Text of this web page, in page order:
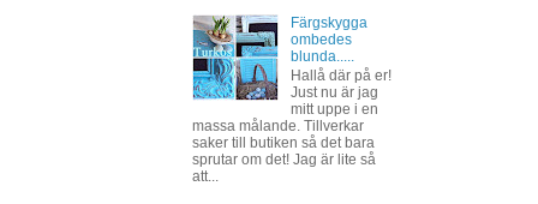
Färgskygga
ombedes
blunda.....
Hallå där på er!
Just nu är jag
mitt uppe i en
massa målande. Tillverkar
saker till butiken så det bara
sprutar om det! Jag är lite så
att...